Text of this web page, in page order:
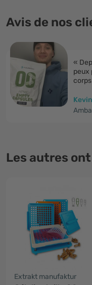
Avis de nos
«
peux
Les autres
Extrakt manufaktur